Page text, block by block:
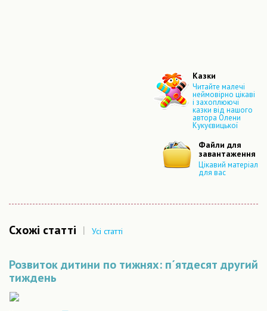
Казки
Читайте малечі
неймовірно цікаві
і захоплюючі
казки від нашого
автора Олени
Кукуєвицької
Файли для
завантаження
Цікавий матеріал
для вас
Схожі статті | Усі статті
Розвиток дитини по тижнях: п´ятдесят другий
тиждень